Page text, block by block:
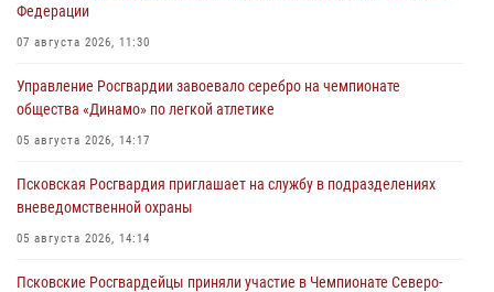
Федерации
07 августа 2026, 11:30
Управление Росгвардии завоевало серебро на чемпионате
общества «Динамо» по легкой атлетике
05 августа 2026, 14:17
Псковская Росгвардия приглашает на службу в подразделениях
вневедомственной охраны
05 августа 2026, 14:14
Псковские Росгвардейцы приняли участие в Чемпионате Северо-